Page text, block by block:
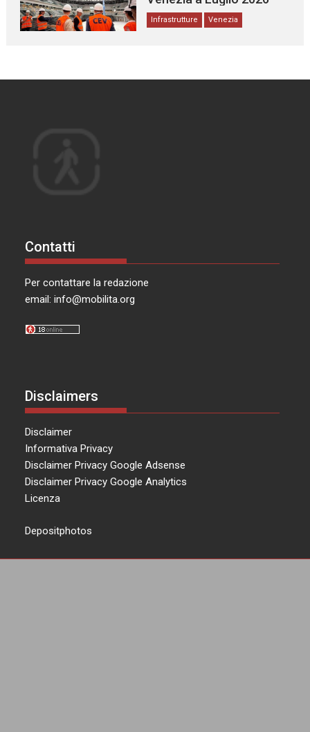
Infrastrutture Venezia
Contatti
Per contattare la redazione
email:info@mobilita.org
Disclaimers
Disclaimer
Informativa Privacy
Disclaimer Privacy Google Adsense
Disclaimer Privacy Google Analytics
Licenza
Depositphotos